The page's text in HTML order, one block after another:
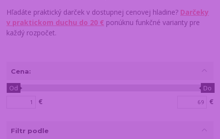
Hľadáte praktický darček v dostupnej cenovej hladine? Darčeky
v praktickom duchu do 20 € ponúknu funkčné varianty pre
každý rozpočet.
Cena:
€
Od Do
€
Filtr podle